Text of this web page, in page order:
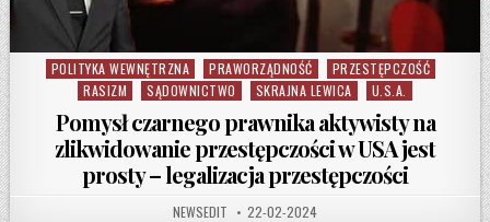
Posted in
POLITYKA WEWNĘTRZNA PRAWORZĄDNOŚĆ
PRZESTĘPCZOŚĆ
RASIZM
SĄDOWNICTWO SKRAJNA LEWICA U.S.A.
Pomysł czarnego prawnika aktywisty na
zlikwidowanie przestępczości w USA jest
prosty – legalizacja przestępczości
AUTHOR:
NEWSEDIT PUBLISHED DATE:
22-02-2024